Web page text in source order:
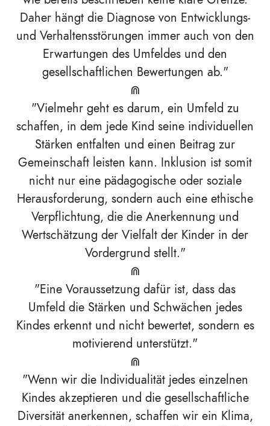
Daher hängt die Diagnose von Entwicklungs-
und Verhaltensstörungen immer auch von den
Erwartungen des Umfeldes und den
gesellschaftlichen Bewertungen ab."
⋒
"Vielmehr geht es darum, ein Umfeld zu
schaffen, in dem jede Kind seine individuellen
Stärken entfalten und einen Beitrag zur
Gemeinschaft leisten kann. Inklusion ist somit
nicht nur eine pädagogische oder soziale
Herausforderung, sondern auch eine ethische
Verpflichtung, die die Anerkennung und
Wertschätzung der Vielfalt der Kinder in der
Vordergrund stellt."
⋒
"Eine Voraussetzung dafür ist, dass das
Umfeld die Stärken und Schwächen jedes
Kindes erkennt und nicht bewertet, sondern es
motivierend unterstützt."
⋒
"Wenn wir die Individualität jedes einzelnen
Kindes akzeptieren und die gesellschaftliche
Diversität anerkennen, schaffen wir ein Klima,